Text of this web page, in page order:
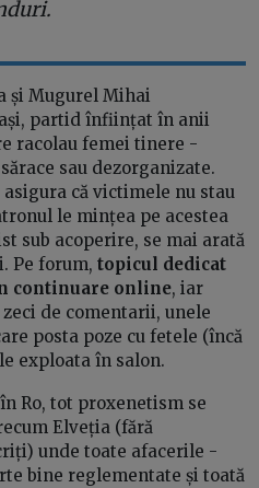
și Mugurel Mihai
partid înființat în anii
racolau femei tinere -
sau dezorganizate.
că victimele nu stau
le mințea pe acestea
sub acoperire, se mai arată
Pe forum, topicul dedicat
continuare online, iar
zeci de comentarii, unele
posta poze cu fetele (încă
exploata în salon.
Ro, tot proxenetism se
Elveția (fără
unde toate afacerile -
bine reglementate și toată